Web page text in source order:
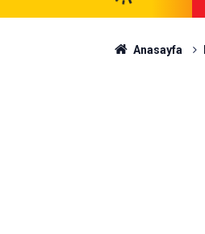
Anasayfa